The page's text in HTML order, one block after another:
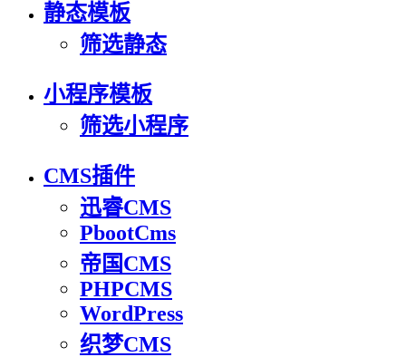
静态模板
筛选静态
小程序模板
筛选小程序
CMS插件
迅睿CMS
PbootCms
帝国CMS
PHPCMS
WordPress
织梦CMS